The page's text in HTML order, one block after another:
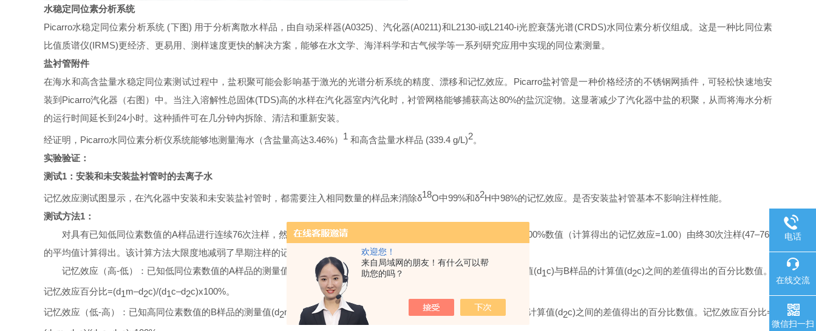
欢迎您！
来自局域网的朋友！有什么可以帮
助您的吗？
水稳定同位素分析系统
Picarro水稳定同位素分析系统 (下图) 用于分析离散水样品，由自动采样器(A0325)、汽化器(A0211)和L2130-i或L2140-i光腔衰荡光谱(CRDS)水同位素分析仪组成。 这是一种比同位素
比值质谱仪(IRMS)更经济、更易用、 测样速度更快的解决方案，能够在水文学、海洋科学和古气候学等一系列研究应用中实现的同位素测量。
盐衬管附件
在海水和高含盐量水稳定同位素测试过程中，盐积聚可能会影响基于激光的光谱分析系统的精度、漂移和记忆效应。 Picarro盐衬管是一种价格经济的不锈钢网插件，可轻松快速地安
装到 Picarro汽化器（右图）中。当注入溶解性总固体(TDS)高的水样在汽化器室内汽化时，衬管网格能够捕获高达80%的盐沉淀物。这显著减少了汽化器中盐的积聚，从而将海水分析
的运行时间延长到 24小时。这种插件可在几分钟内拆除、清洁和重新安装。
经证明， Picarro水同位素分析仪系统能够地测量海水（含盐量高达3.46%） 1 和高含盐量水样品 (339.4 g/L)2。
实验验证：
测试1：安装和未安装盐衬管时的去离子水
记忆效应测试图显示，在汽化器中安装和未安装盐衬管时，都需要注入相同数量的样品来消除δ18O中99%和δ2H中98%的记忆效应。是否安装盐衬管基本不影响注样性能。
测试方法1：
对具有已知低同位素数值的A样品进行连续76次注样，然后对具有高同位素数值的B品进行连续76次注样。每个
100%数值（计算得出的记忆效应=1.00）由终30次注样(47–76)
的平均值计算得出。该计算方法大限度地减弱了早期注样的记忆效应并保持相对大的样本尺寸。
记忆效应（高-低）：已知低同位素数值的A样品的测量值(d
m)与B样品的计算值 (d2c) 之间的差值除以A样品的计算值(d1c)与B样品的计算值(d2c)之间的差值得出的百分比数值。
记忆效应百分比=(d1m–d2c)/(d1c–d2c)x100%。
记忆效应（低-高）：已知高同位素数值的B样品的测量值(d2m)与A样品的计算值(d c)除以B样品的计算值(d 2c)与A样品的计算值(d2c)之间的差值得出的百分比数值。记忆效应百分比=
电话
在线交流
微信扫一扫